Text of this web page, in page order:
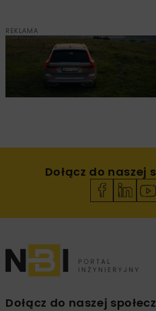
REKLAMA
Dołącz do naszej
Dołącz do naszej